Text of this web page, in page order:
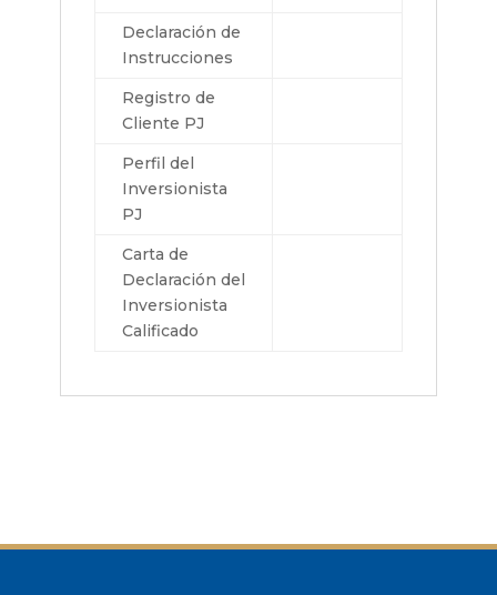
Declaración de
Instrucciones
Registro de
Cliente PJ
Perfil del
Inversionista
PJ
Carta de
Declaración del
Inversionista
Calificado